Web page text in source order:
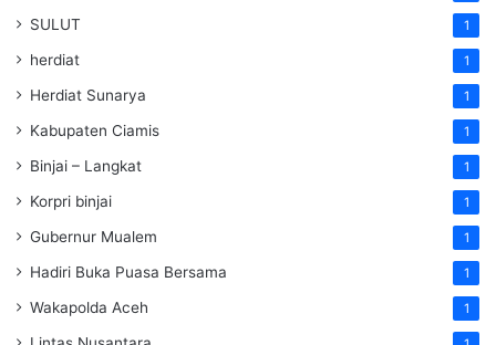
SULUT 1
herdiat 1
Herdiat Sunarya 1
Kabupaten Ciamis 1
Binjai – Langkat 1
Korpri binjai 1
Gubernur Mualem 1
Hadiri Buka Puasa Bersama 1
Wakapolda Aceh 1